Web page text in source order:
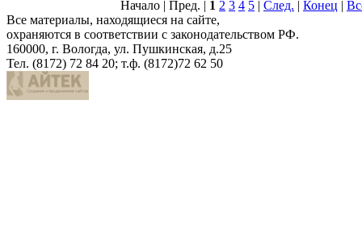
Начало | Пред. | 1 2 3 4 5 | След. | Конец |
Все материалы, находящиеся на сайте,
охраняются в соответствии с законодательством РФ.
160000, г. Вологда, ул. Пушкинская, д.25
Тел. (8172) 72 84 20; т.ф. (8172)72 62 50